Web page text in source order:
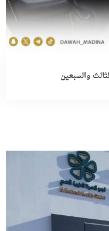
والسبعين